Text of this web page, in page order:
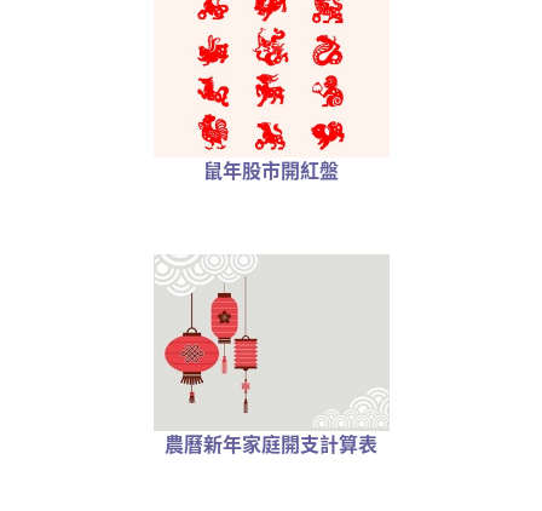
鼠年股市開紅盤
農曆新年家庭開支計算表